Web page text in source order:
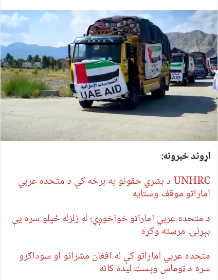
اړوند خبرونه:
UNHRC د بشري حقونو په برخه کې د متحده عربي
اماراتو موقف وستایه
د متحده عربي اماراتو خواخوږي؛ له زلزله ځپلو سره یې
بېړنۍ مرسته وکړه
متحده عربي اماراتو کې له افغان مشرانو او سوداګرو
سره د ټوماس وېسټ لیده کاته